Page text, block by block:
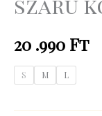
20 .990 Ft
S M L